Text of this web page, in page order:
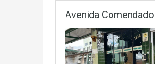
Avenida